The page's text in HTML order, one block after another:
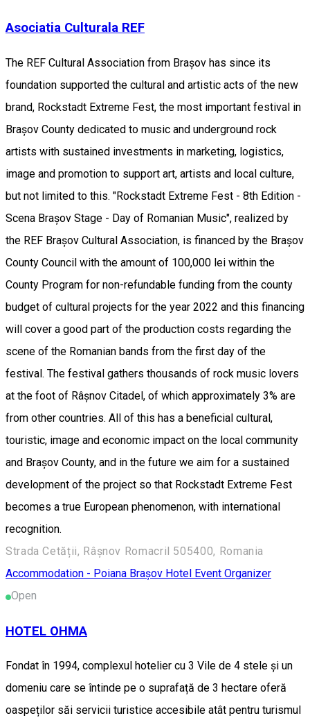
Asociatia Culturala REF
The REF Cultural Association from Brașov has since its
foundation supported the cultural and artistic acts of the new
brand, Rockstadt Extreme Fest, the most important festival in
Brașov County dedicated to music and underground rock
artists with sustained investments in marketing, logistics,
image and promotion to support art, artists and local culture,
but not limited to this. "Rockstadt Extreme Fest - 8th Edition -
Scena Brașov Stage - Day of Romanian Music", realized by
the REF Brașov Cultural Association, is financed by the Brașov
County Council with the amount of 100,000 lei within the
County Program for non-refundable funding from the county
budget of cultural projects for the year 2022 and this financing
will cover a good part of the production costs regarding the
scene of the Romanian bands from the first day of the
festival. The festival gathers thousands of rock music lovers
at the foot of Râșnov Citadel, of which approximately 3% are
from other countries. All of this has a beneficial cultural,
touristic, image and economic impact on the local community
and Brașov County, and in the future we aim for a sustained
development of the project so that Rockstadt Extreme Fest
becomes a true European phenomenon, with international
recognition.
Strada Cetății, Râșnov Romacril 505400, Romania
Accommodation - Poiana Brașov Hotel Event Organizer
Open
HOTEL OHMA
Fondat în 1994, complexul hotelier cu 3 Vile de 4 stele și un
domeniu care se întinde pe o suprafață de 3 hectare oferă
oaspeților săi servicii turistice accesibile atât pentru turismul